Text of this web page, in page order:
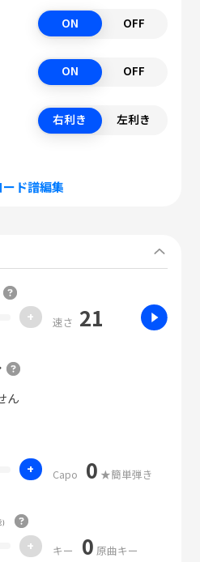
ON OFF
ON OFF
右利き 左利き
ード譜編集
+ 速さ 21
ん
+ Capo 0 ★簡単弾き
+ キー 0 原曲キー